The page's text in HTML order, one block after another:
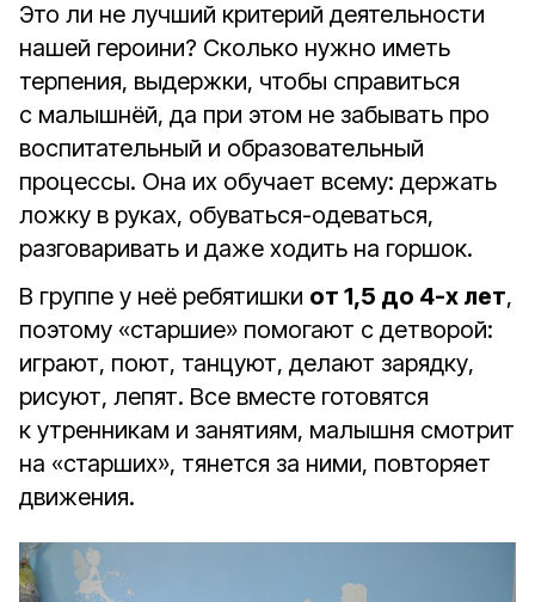
Это ли не лучший критерий деятельности
нашей героини? Сколько нужно иметь
терпения, выдержки, чтобы справиться
с малышнёй, да при этом не забывать про
воспитательный и образовательный
процессы. Она их обучает всему: держать
ложку в руках, обуваться-одеваться,
разговаривать и даже ходить на горшок.
В группе у неё ребятишки от 1,5 до 4-х лет,
поэтому «старшие» помогают с детворой:
играют, поют, танцуют, делают зарядку,
рисуют, лепят. Все вместе готовятся
к утренникам и занятиям, малышня смотрит
на «старших», тянется за ними, повторяет
движения.